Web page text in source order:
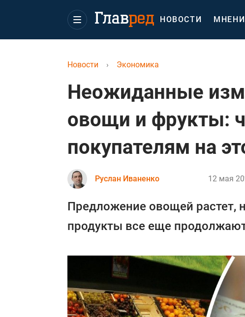
НОВОСТИ
Новости › Экономика
Неожиданные
овощи и фрукты:
покупателям на
Руслан Иваненко 12 мая
Предложение овощей растет,
продукты все еще